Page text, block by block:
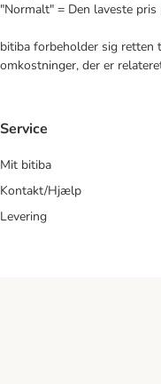
"Normalt" = Den laveste
bitiba forbeholder sig retten
omkostninger, der er
Service
Mit bitiba
Kontakt/Hjælp
Levering